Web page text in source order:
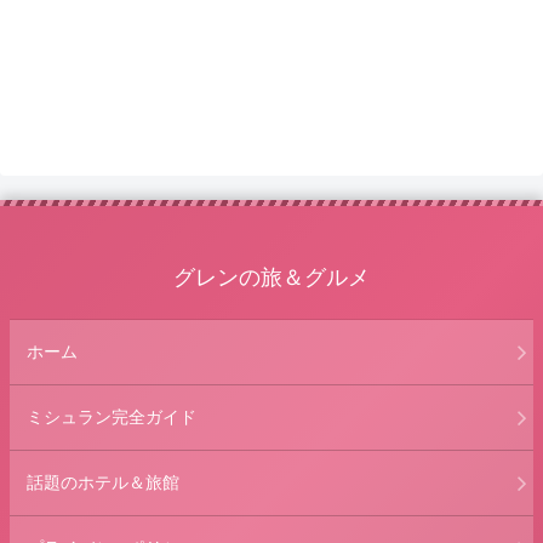
グレンの旅＆グルメ
ホーム
ミシュラン完全ガイド
話題のホテル＆旅館